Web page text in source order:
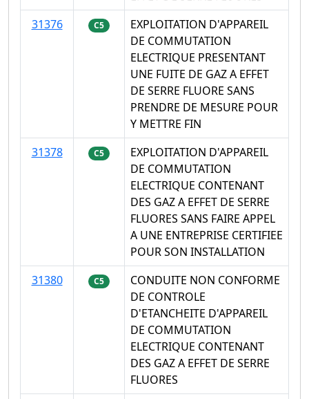
31376
C5
EXPLOITATION D'APPAREIL
DE COMMUTATION
ELECTRIQUE PRESENTANT
UNE FUITE DE GAZ A EFFET
DE SERRE FLUORE SANS
PRENDRE DE MESURE POUR
Y METTRE FIN
31378
C5
EXPLOITATION D'APPAREIL
DE COMMUTATION
ELECTRIQUE CONTENANT
DES GAZ A EFFET DE SERRE
FLUORES SANS FAIRE APPEL
A UNE ENTREPRISE CERTIFIEE
POUR SON INSTALLATION
31380
C5
CONDUITE NON CONFORME
DE CONTROLE
D'ETANCHEITE D'APPAREIL
DE COMMUTATION
ELECTRIQUE CONTENANT
DES GAZ A EFFET DE SERRE
FLUORES